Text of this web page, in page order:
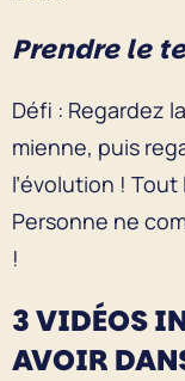
Prendre le
Défi : Regardez
mienne, puis
l’évolution !
Personne ne
!
3 VIDÉOS
AVOIR